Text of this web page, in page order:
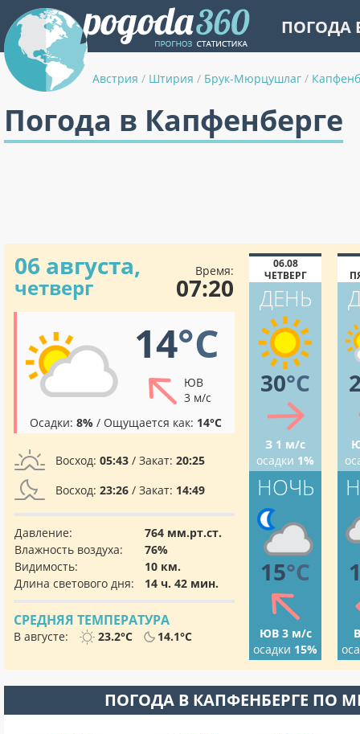
ПОГОДА
Австрия / Штирия / Брук-Мюрцушлаг /
Погода в Капфенберге
06 августа,
четверг
Время:
07:20
14°C
ЮВ
3 м/с
Осадки: 8% / Ощущается как: 14°C
Восход: 05:43 / Закат: 20:25
Восход: 23:26 / Закат: 14:49
Давление:
764 мм.рт.ст.
Влажность воздуха:
76%
Видимость:
10 км.
Длина светового дня:
14 ч. 42 мин.
СРЕДНЯЯ ТЕМПЕРАТУРА
В августе: 23.2°C 14.1°C
06.08
ЧЕТВЕРГ
ДЕНЬ
30°C
З 1 м/с
осадки 1%
НОЧЬ
15°C
ЮВ 3 м/с
осадки 15%
ПОГОДА В КАПФЕНБЕРГЕ ПО